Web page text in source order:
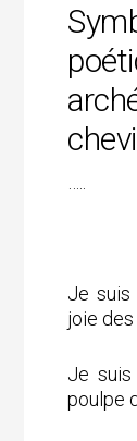
Je suis
joie
Je suis
poulpe